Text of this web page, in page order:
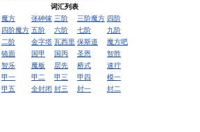
词汇列表
魔方
张砷镓 三阶 三阶魔方 四阶
四阶魔方 五阶 六阶 七阶
九阶
二阶
金字塔 瓦西里 保斯道
魔方吧
镜面
国甲 国丙 圣恩
智胜
智乐
魔板 层先 桥式
速拧
甲一
甲二 甲三 甲四
模一
甲五
全封闭 封三 封一 封二